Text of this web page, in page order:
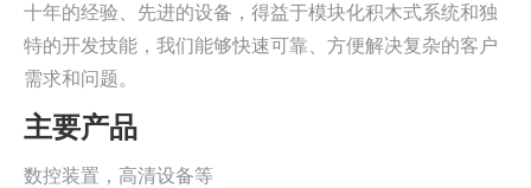
十年的经验、先进的设备，得益于模块化积木式系统和独
特的开发技能，我们能够快速可靠、方便解决复杂的客户
需求和问题。
主要产品
数控装置，高清设备等